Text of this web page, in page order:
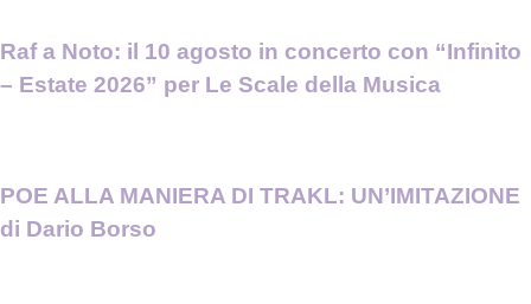
Raf a Noto: il 10 agosto in concerto con “Infinito
– Estate 2026” per Le Scale della Musica
POE ALLA MANIERA DI TRAKL: UN’IMITAZIONE
di Dario Borso